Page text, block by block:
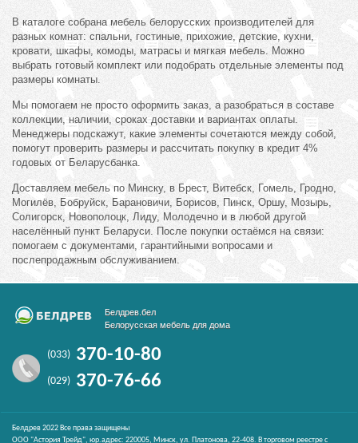
В каталоге собрана мебель белорусских производителей для
разных комнат: спальни, гостиные, прихожие, детские, кухни,
кровати, шкафы, комоды, матрасы и мягкая мебель. Можно
выбрать готовый комплект или подобрать отдельные элементы под
размеры комнаты.
Мы помогаем не просто оформить заказ, а разобраться в составе
коллекции, наличии, сроках доставки и вариантах оплаты.
Менеджеры подскажут, какие элементы сочетаются между собой,
помогут проверить размеры и рассчитать покупку в кредит 4%
годовых от Беларусбанка.
Доставляем мебель по Минску, в Брест, Витебск, Гомель, Гродно,
Могилёв, Бобруйск, Барановичи, Борисов, Пинск, Оршу, Мозырь,
Солигорск, Новополоцк, Лиду, Молодечно и в любой другой
населённый пункт Беларуси. После покупки остаёмся на связи:
помогаем с документами, гарантийными вопросами и
послепродажным обслуживанием.
Белдрев.бел
Белорусская мебель для дома
(033) 370-10-80
(029) 370-76-66
Белдрев 2022 Все права защищены
ООО "Астория Трейд", юр.адрес: 220005, Минск, ул. Платонова, 22-408. В торговом реестре с